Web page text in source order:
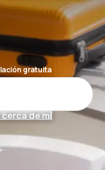
de mí
gratuita